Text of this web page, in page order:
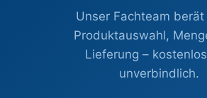
Unser Fachteam berät
Produktauswahl,
Lieferung –
unverbindlich.